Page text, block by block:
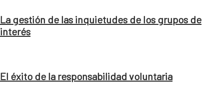
La gestión de las inquietudes de los grupos de
interés
El éxito de la responsabilidad voluntaria